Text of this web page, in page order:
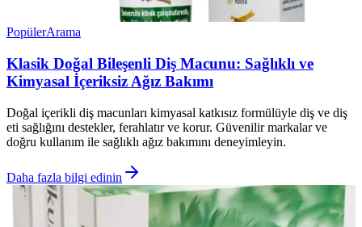
PopülerArama
Klasik Doğal Bileşenli Diş Macunu: Sağlıklı ve
Kimyasal İçeriksiz Ağız Bakımı
Doğal içerikli diş macunları kimyasal katkısız formülüyle diş ve diş
eti sağlığını destekler, ferahlatır ve korur. Güvenilir markalar ve
doğru kullanım ile sağlıklı ağız bakımını deneyimleyin.
Daha fazla bilgi edinin